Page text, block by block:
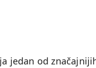
jedan od